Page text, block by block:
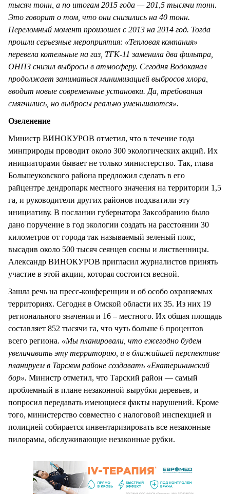
тысяч тонн, а по итогам 2015 года — 201,5 тысячи тонн.
Это говорит о том, что они снизились на 40 тонн.
Переломный момент произошел с 2013 на 2014 год. Тогда
прошли серьезные мероприятия: «Тепловая компания»
перевела котельные на газ, ТГК-11 заменила два фильтра,
ОНПЗ снизил выбросы в атмосферу. Сегодня Водоканал
продолжает заниматься минимизацией выбросов хлора,
вводит новые современные установки. Да, требования
смягчились, но выбросы реально уменьшаются».
Озеленение
Министр ВИНОКУРОВ отметил, что в течение года
минприроды проводит около 300 экологических акций. Их
инициаторами бывает не только министерство. Так, глава
Большеуковского района предложил сделать в его
райцентре дендропарк местного значения на территории 1,5
га, и руководители других районов подхватили эту
инициативу. В послании губернатора Заксобранию было
дано поручение в год экологии создать на расстоянии 30
километров от города так называемый зеленый пояс,
высадив около 500 тысяч сеянцев сосны и лиственницы.
Александр ВИНОКУРОВ пригласил журналистов принять
участие в этой акции, которая состоится весной.
Зашла речь на пресс-конференции и об особо охраняемых
территориях. Сегодня в Омской области их 35. Из них 19
регионального значения и 16 – местного. Их общая площадь
составляет 852 тысячи га, что чуть больше 6 процентов
всего региона. «Мы планировали, что ежегодно будем
увеличивать эту территорию, и в ближайшей перспективе
планируем в Тарском районе создавать «Екатерининский
бор». Министр отметил, что Тарский район — самый
проблемный в плане незаконной вырубки деревьев, и
попросил передавать имеющиеся факты нарушений. Кроме
того, министерство совместно с налоговой инспекцией и
полицией собирается инвентаризировать все незаконные
пилорамы, обслуживающие незаконные рубки.